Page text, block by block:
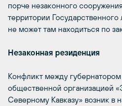
порче незаконного
территории
не может там находиться по
Незаконная резиденция
Конфликт между
общественной организацией
Северному Кавказу» возник в